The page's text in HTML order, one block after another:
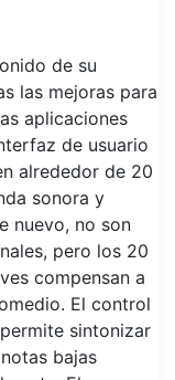
de su
las mejoras para
aplicaciones
de usuario
alrededor de 20
sonora y
nuevo, no son
pero los 20
compensan a
El control
sintonizar
bajas